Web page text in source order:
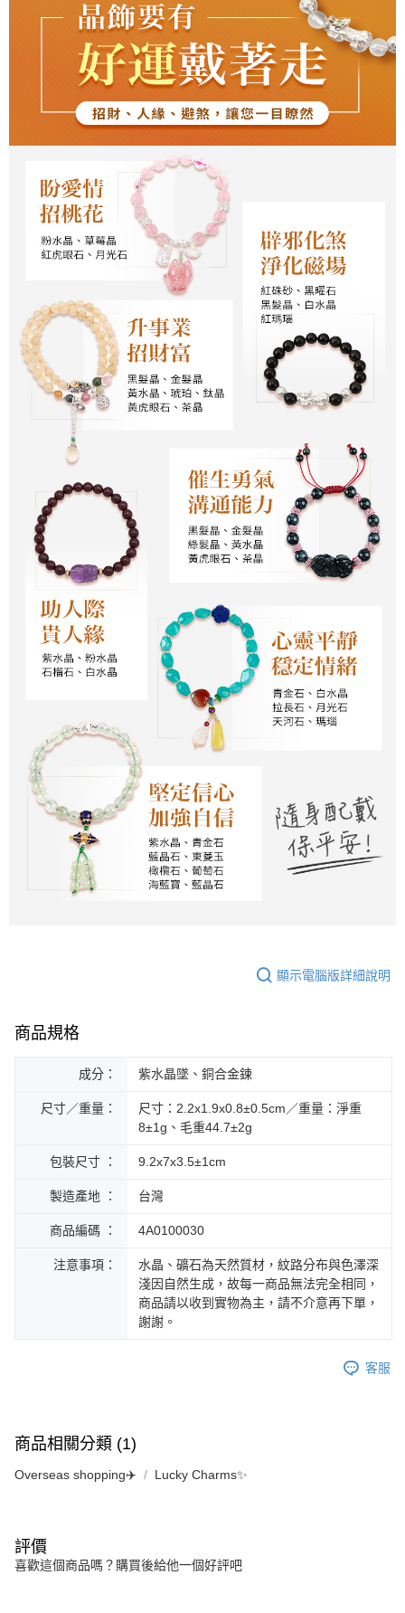
顯示電腦版詳細說明
商品規格
成分： 紫水晶墜、銅合金鍊
尺寸／重量：
尺寸：2.2x1.9x0.8±0.5cm／重量：淨重
8±1g、毛重44.7±2g
包裝尺寸 ： 9.2x7x3.5±1cm
製造產地 ： 台灣
商品編碼 ： 4A0100030
注意事項：
水晶、礦石為天然質材，紋路分布與色澤深
淺因自然生成，故每一商品無法完全相同，
商品請以收到實物為主，請不介意再下單，
謝謝。
客服
商品相關分類 (1)
Overseas shopping✈️ Lucky Charms✨
評價
喜歡這個商品嗎？購買後給他一個好評吧